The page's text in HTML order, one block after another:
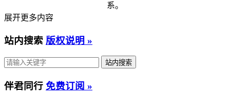
系。
展开更多内容
站内搜索 版权说明 »
伴君同行 免费订阅 »